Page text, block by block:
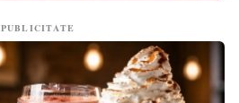
PUBLICITATE